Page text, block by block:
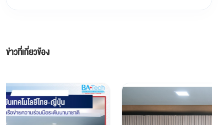
ข่าวที่เกี่ยวข้อง